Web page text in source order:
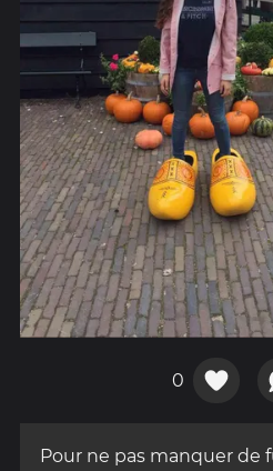
0
Pour ne pas manquer de